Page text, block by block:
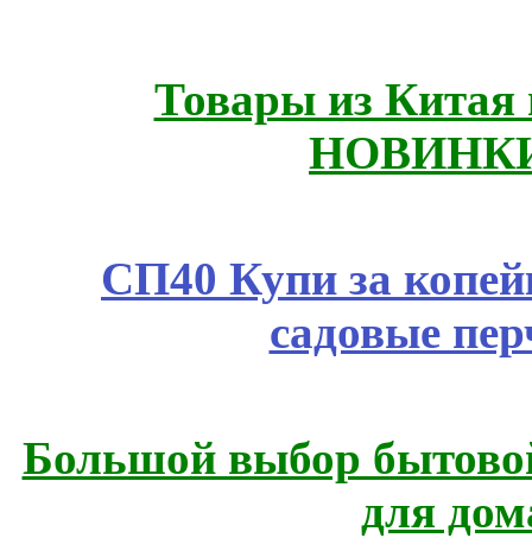
Товары из Китая
СП40 Купи за
садовые
Большой выбор
для